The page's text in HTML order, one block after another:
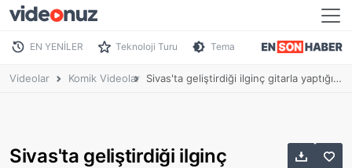
EN YENİLER Teknoloji Turu Tema
Videolar Komik Videolar Sivas'ta geliştirdiği ilginç gitarla yaptığı ışık gösterisiyle dikkat çekti
Sivas'ta geliştirdiği ilginç